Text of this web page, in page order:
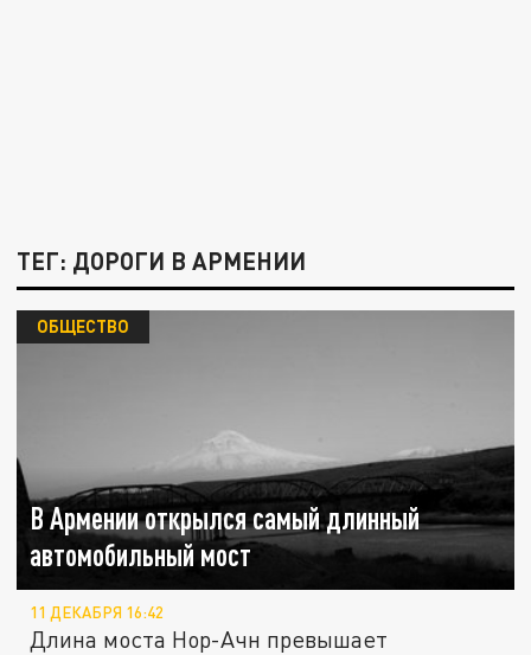
ТЕГ: ДОРОГИ В АРМЕНИИ
В Армении открылся самый длинный
автомобильный мост
ОБЩЕСТВО
11 ДЕКАБРЯ 16:42
Длина моста Нор-Ачн превышает